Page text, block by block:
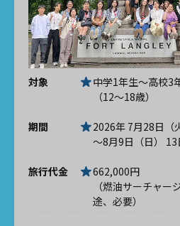
対象
中学1年生～高校3
（12～18歳）
期間
2026年 7月28日（
～8月9日（日） 13
旅行代金
662,000円
（燃油サーチャー
途、必要）